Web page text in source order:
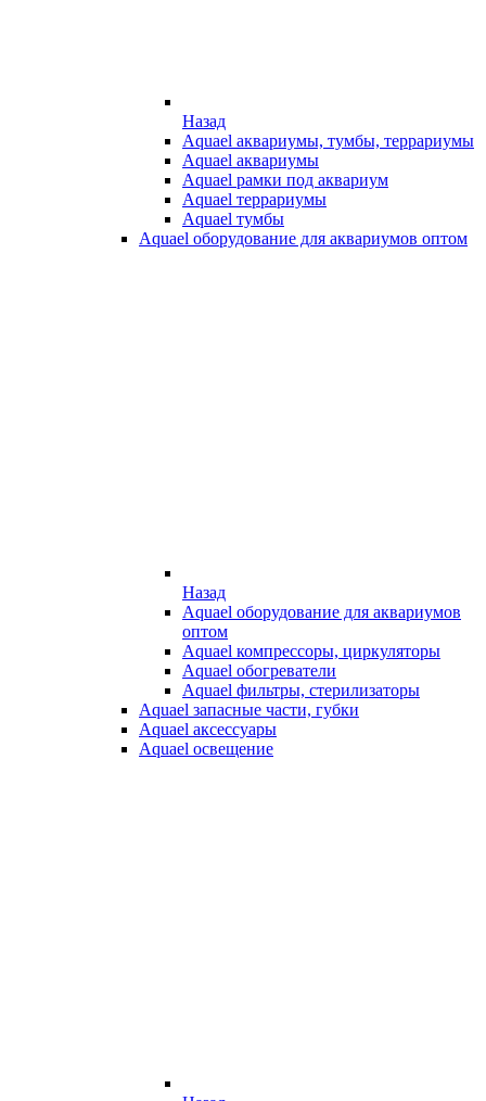
Назад
Aquael аквариумы, тумбы, террариумы
Aquael аквариумы
Aquael рамки под аквариум
Aquael террариумы
Aquael тумбы
Aquael оборудование для аквариумов оптом
Назад
Aquael оборудование для аквариумов
оптом
Aquael компрессоры, циркуляторы
Aquael обогреватели
Aquael фильтры, стерилизаторы
Aquael запасные части, губки
Aquael аксессуары
Aquael освещение